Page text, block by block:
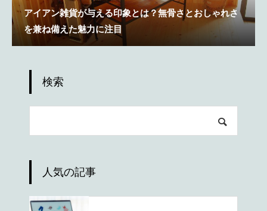
アイアン雑貨が与える印象とは？無骨さとおしゃれさ
を兼ね備えた魅力に注目
検索
人気の記事